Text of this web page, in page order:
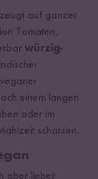
auf ganzer
Tomaten,
würzig-
einem langen
oder im
schätzen.
aber lieber